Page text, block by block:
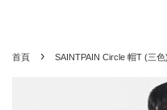
首頁 › SAINTPAIN Circle 帽T (三色)